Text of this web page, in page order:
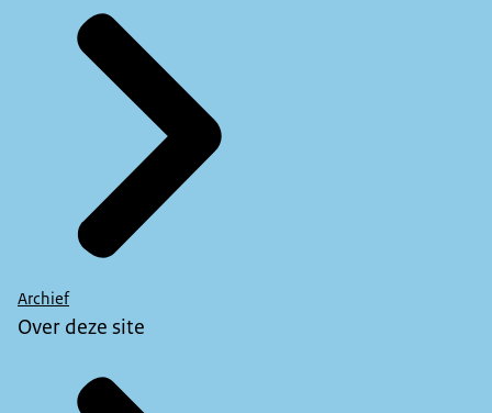
Archief
Over deze site